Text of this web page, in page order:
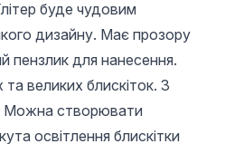
буде чудовим
дизайну. Має прозору
пензлик для нанесення.
та великих блискіток. З
Можна створювати
освітлення блискітки